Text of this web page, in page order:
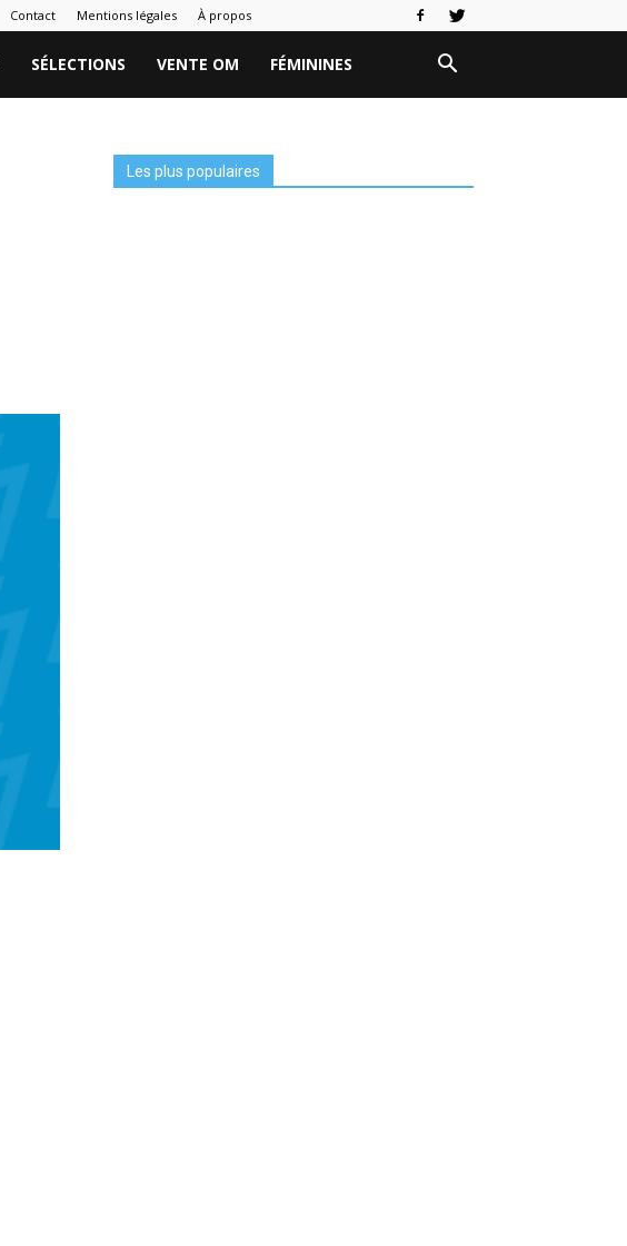
Contact Mentions légales À propos
SÉLECTIONS VENTE OM FÉMININES
Les plus populaires